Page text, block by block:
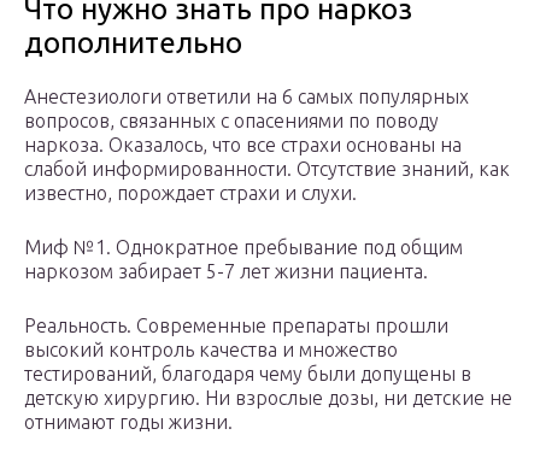
Что нужно знать про наркоз
дополнительно
Анестезиологи ответили на 6 самых популярных
вопросов, связанных с опасениями по поводу
наркоза. Оказалось, что все страхи основаны на
слабой информированности. Отсутствие знаний, как
известно, порождает страхи и слухи.
Миф №1. Однократное пребывание под общим
наркозом забирает 5-7 лет жизни пациента.
Реальность. Современные препараты прошли
высокий контроль качества и множество
тестирований, благодаря чему были допущены в
детскую хирургию. Ни взрослые дозы, ни детские не
отнимают годы жизни.